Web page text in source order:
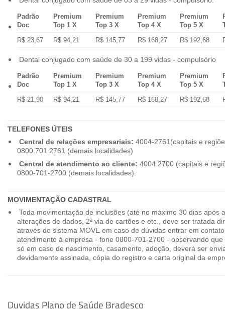
Padrão
Doc
Premium
Top 1 X
Premium
Top 3 X
Premium
Top 4 X
Premium
Top 5 X
R$ 23,67
R$ 94,21 R$ 145,77 R$ 168,27 R$ 192,68
Dental conjugado com saúde de 30 a 199 vidas - compulsório
Padrão
Doc
Premium
Top 1 X
Premium
Top 3 X
Premium
Top 4 X
Premium
Top 5 X
R$ 21,90
R$ 94,21 R$ 145,77 R$ 168,27 R$ 192,68
TELEFONES ÚTEIS
Central de relações empresariais: 4004-2761(capitais e
0800.701 2761 (demais localidades)
Central de atendimento ao cliente: 4004 2700 (capitais e
0800-701-2700 (demais localidades).
MOVIMENTAÇÃO CADASTRAL
Toda movimentação de inclusões (até no máximo 30 dias após
alterações de dados, 2ª via de cartões e etc., deve ser tratada
através do sistema MOVE em caso de dúvidas entrar em
atendimento à empresa - fone 0800-701-2700 - observando
só em caso de nascimento, casamento, adoção, deverá ser
devidamente assinada, cópia do registro e carta original da
Duvidas Plano de Saúde Bradesco